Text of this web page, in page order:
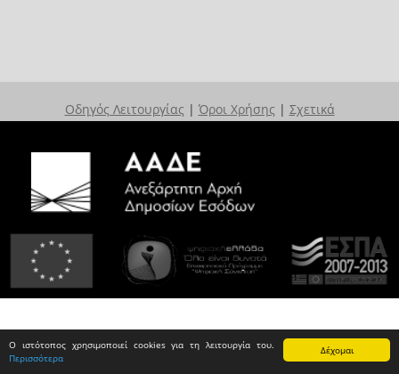
Δέχομαι
Ο ιστότοπος χρησιμοποιεί cookies για τη λειτουργία του.
Περισσότερα
Οδηγός Λειτουργίας | Όροι Χρήσης | Σχετικά